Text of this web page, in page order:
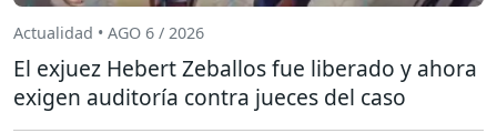
Actualidad • AGO 6 / 2026
El exjuez Hebert Zeballos fue liberado y ahora
exigen auditoría contra jueces del caso